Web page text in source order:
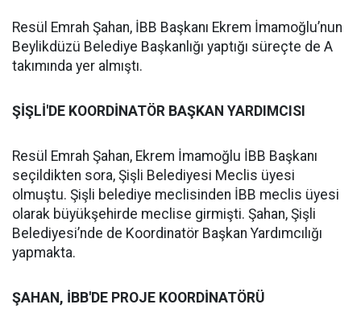
Resül Emrah Şahan, İBB Başkanı Ekrem İmamoğlu’nun
Beylikdüzü Belediye Başkanlığı yaptığı süreçte de A
takımında yer almıştı.
ŞİŞLİ'DE KOORDİNATÖR BAŞKAN YARDIMCISI
Resül Emrah Şahan, Ekrem İmamoğlu İBB Başkanı
seçildikten sora, Şişli Belediyesi Meclis üyesi
olmuştu. Şişli belediye meclisinden İBB meclis üyesi
olarak büyükşehirde meclise girmişti. Şahan, Şişli
Belediyesi’nde de Koordinatör Başkan Yardımcılığı
yapmakta.
ŞAHAN, İBB'DE PROJE KOORDİNATÖRÜ